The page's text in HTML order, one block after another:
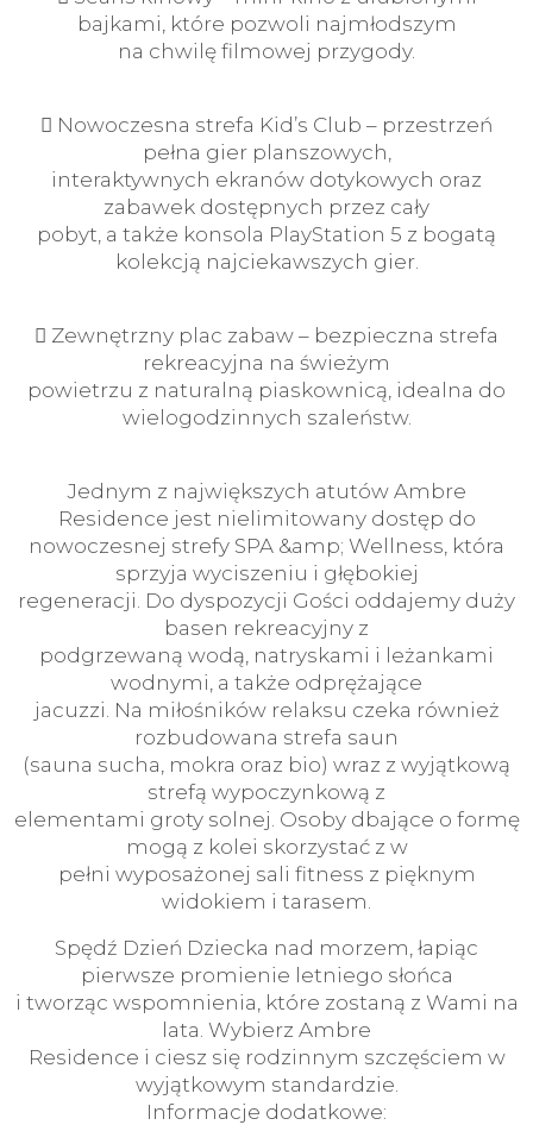
bajkami, które pozwoli najmłodszym
na chwilę filmowej przygody.
 Nowoczesna strefa Kid’s Club – przestrzeń
pełna gier planszowych,
interaktywnych ekranów dotykowych oraz
zabawek dostępnych przez cały
pobyt, a także konsola PlayStation 5 z bogatą
kolekcją najciekawszych gier.
 Zewnętrzny plac zabaw – bezpieczna strefa
rekreacyjna na świeżym
powietrzu z naturalną piaskownicą, idealna do
wielogodzinnych szaleństw.
Jednym z największych atutów Ambre
Residence jest nielimitowany dostęp do
nowoczesnej strefy SPA &amp; Wellness, która
sprzyja wyciszeniu i głębokiej
regeneracji. Do dyspozycji Gości oddajemy duży
basen rekreacyjny z
podgrzewaną wodą, natryskami i leżankami
wodnymi, a także odprężające
jacuzzi. Na miłośników relaksu czeka również
rozbudowana strefa saun
(sauna sucha, mokra oraz bio) wraz z wyjątkową
strefą wypoczynkową z
elementami groty solnej. Osoby dbające o formę
mogą z kolei skorzystać z w
pełni wyposażonej sali fitness z pięknym
widokiem i tarasem.
Spędź Dzień Dziecka nad morzem, łapiąc
pierwsze promienie letniego słońca
i tworząc wspomnienia, które zostaną z Wami na
lata. Wybierz Ambre
Residence i ciesz się rodzinnym szczęściem w
wyjątkowym standardzie.
Informacje dodatkowe: